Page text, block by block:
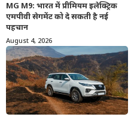
MG M9: भारत में प्रीमियम इलेक्ट्रिक
एमपीवी सेगमेंट को दे सकती है नई
पहचान
August 4, 2026